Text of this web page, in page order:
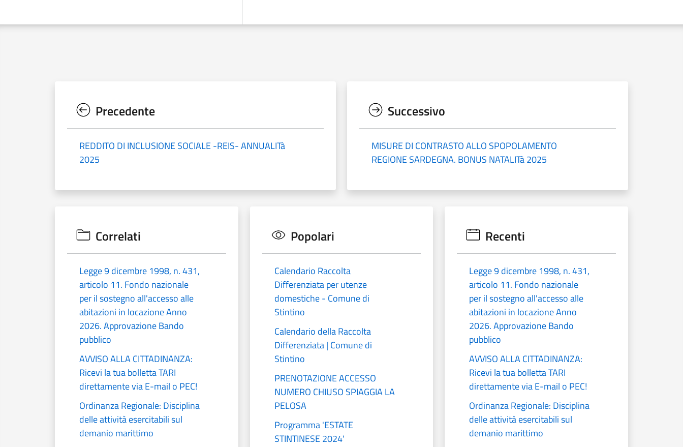
Precedente
REDDITO DI INCLUSIONE SOCIALE -REIS- ANNUALITà
2025
Successivo
MISURE DI CONTRASTO ALLO SPOPOLAMENTO
REGIONE SARDEGNA. BONUS NATALITà 2025
Correlati
Legge 9 dicembre 1998, n. 431,
articolo 11. Fondo nazionale
per il sostegno all'accesso alle
abitazioni in locazione Anno
2026. Approvazione Bando
pubblico
AVVISO ALLA CITTADINANZA:
Ricevi la tua bolletta TARI
direttamente via E-mail o PEC!
Ordinanza Regionale: Disciplina
delle attività esercitabili sul
demanio marittimo
Popolari
Calendario Raccolta
Differenziata per utenze
domestiche - Comune di
Stintino
Calendario della Raccolta
Differenziata | Comune di
Stintino
PRENOTAZIONE ACCESSO
NUMERO CHIUSO SPIAGGIA LA
PELOSA
Programma 'ESTATE
STINTINESE 2024'
Recenti
Legge 9 dicembre 1998, n. 431,
articolo 11. Fondo nazionale
per il sostegno all'accesso alle
abitazioni in locazione Anno
2026. Approvazione Bando
pubblico
AVVISO ALLA CITTADINANZA:
Ricevi la tua bolletta TARI
direttamente via E-mail o PEC!
Ordinanza Regionale: Disciplina
delle attività esercitabili sul
demanio marittimo